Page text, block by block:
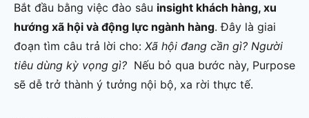
Bắt đầu bằng việc đào sâu insight khách hàng, xu
hướng xã hội và động lực ngành hàng. Đây là giai
đoạn tìm câu trả lời cho: Xã hội đang cần gì? Người
tiêu dùng kỳ vọng gì? Nếu bỏ qua bước này, Purpose
sẽ dễ trở thành ý tưởng nội bộ, xa rời thực tế.